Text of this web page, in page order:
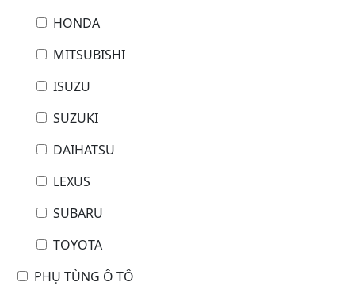
HONDA
MITSUBISHI
ISUZU
SUZUKI
DAIHATSU
LEXUS
SUBARU
TOYOTA
PHỤ TÙNG Ô TÔ